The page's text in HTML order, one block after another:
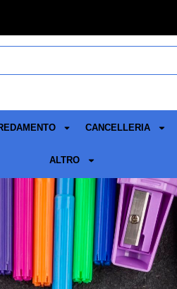
CANCELLERIA
ALTRO